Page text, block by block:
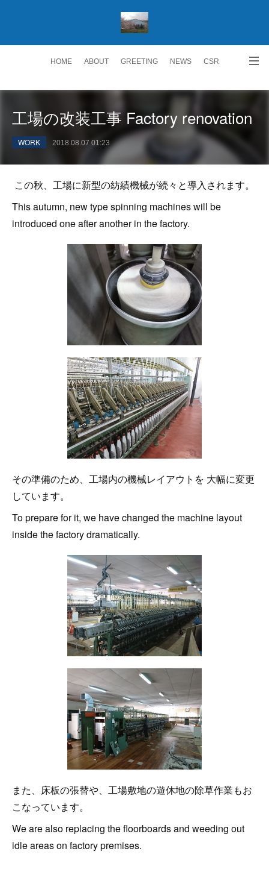
HOME ABOUT GREETING NEWS CSR
ACCESS RECRUIT 求人情報 Facebook
工場の改装工事 Factory renovation
WORK 2018.08.07 01:23
この秋、工場に新型の紡績機械が続々と導入されます。
This autumn, new type spinning machines will be
introduced one after another in the factory.
その準備のため、工場内の機械レイアウトを 大幅に変更
しています。
To prepare for it, we have changed the machine layout
inside the factory dramatically.
また、床板の張替や、工場敷地の遊休地の除草作業もお
こなっています。
We are also replacing the floorboards and weeding out
idle areas on factory premises.